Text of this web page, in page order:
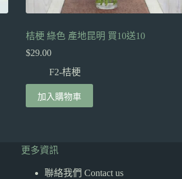
桔梗 綠色 產地昆明 買10送10
$29.00
F2-桔梗
加入購物車
更多資訊
聯絡我們 Contact us